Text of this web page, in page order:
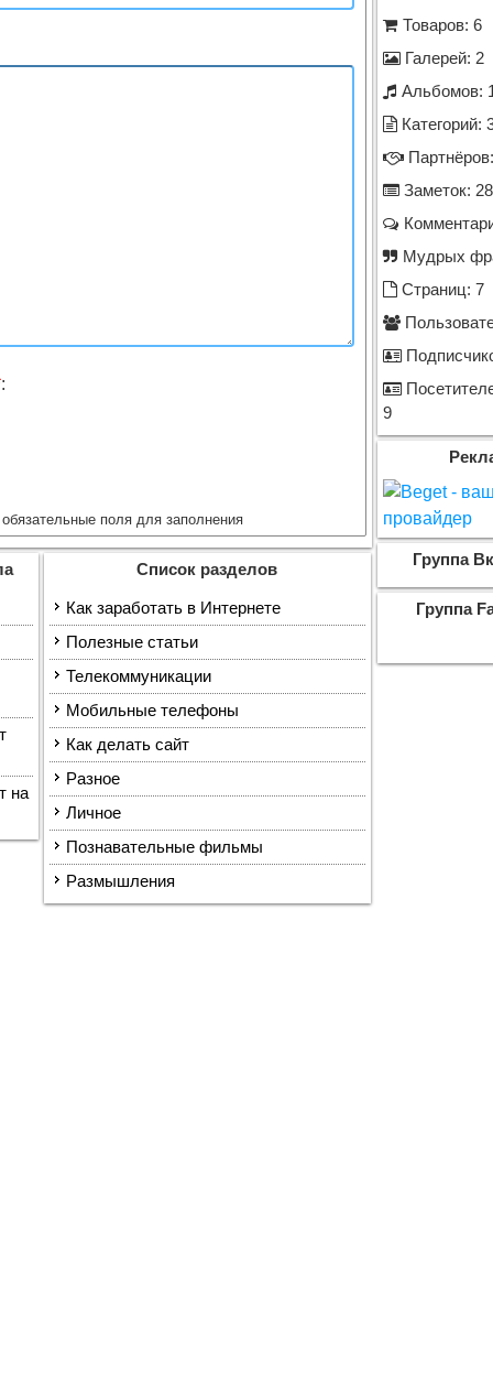
:
поля для заполнения
на
Список разделов
Как заработать в Интернете
Полезные статьи
Телекоммуникации
Мобильные телефоны
Как делать сайт
Разное
Личное
Познавательные фильмы
Размышления
Товаров: 6
Галерей: 2
Альбомов:
Категорий:
Заметок: 28
Мудрых
Страниц: 7
9
Группа
Группа